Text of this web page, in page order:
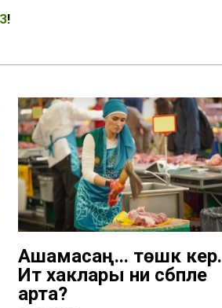
!
Ашамасаң... төшкә керә.
Ит хаклары ни сәбәпле
арта?